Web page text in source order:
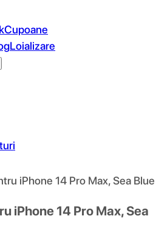
Cupoane
Loializare
iPhone 14 Pro Max, Sea Blue
iPhone 14 Pro Max, Sea